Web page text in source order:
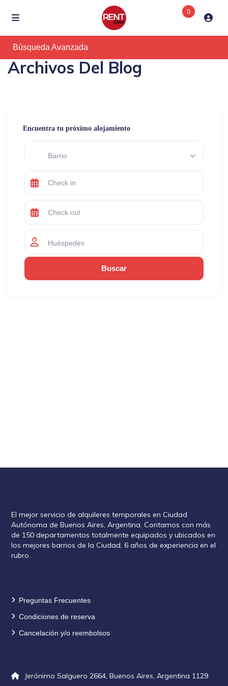
0
Búsqueda Avanzada
Archivos Del Blog
Encuentra tu próximo alojamiento
Barrio
Huéspedes
El mejor servicio de alquileres temporales en Ciudad
Autónoma de Buenos Aires, Argentina. Contamos con más
de 150 departamentos totalmente equipados y ubicados en
los mejores barrios de la Ciudad. 6 años de experiencia en el
rubro.
Preguntas Frecuentes
Condiciones de reserva
Cancelación y/o reembolsos
Jerónimo Salguero 2664, Buenos Aires, Argentina 1129